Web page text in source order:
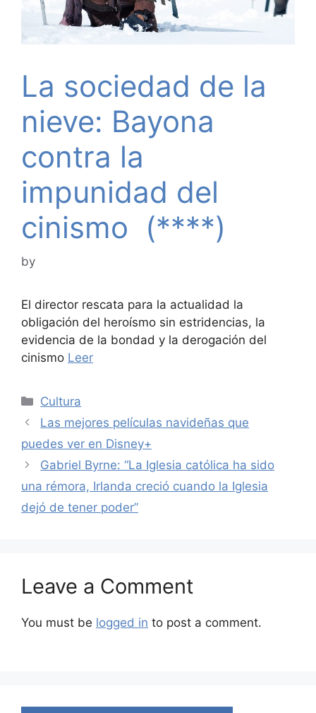
La sociedad de la
nieve: Bayona
contra la
impunidad del
cinismo (****)
by
El director rescata para la actualidad la
obligación del heroísmo sin estridencias, la
evidencia de la bondad y la derogación del
cinismo Leer
Categories
Cultura
Las mejores películas navideñas que
puedes ver en Disney+
Gabriel Byrne: “La Iglesia católica ha sido
una rémora, Irlanda creció cuando la Iglesia
dejó de tener poder”
Leave a Comment
You must be logged in to post a comment.